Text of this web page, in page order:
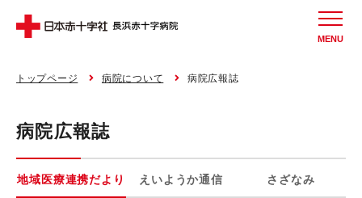
MENU
トップページ 病院について 病院広報誌
病院広報誌
地域医療連携だより えいようか通信 さざなみ